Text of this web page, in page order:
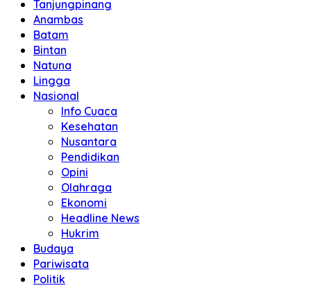
Tanjungpinang
Anambas
Batam
Bintan
Natuna
Lingga
Nasional
Info Cuaca
Kesehatan
Nusantara
Pendidikan
Opini
Olahraga
Ekonomi
Headline News
Hukrim
Budaya
Pariwisata
Politik